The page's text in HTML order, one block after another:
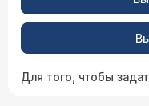
Для того, чтобы